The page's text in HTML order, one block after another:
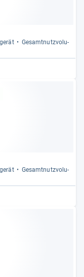
Gesamt­nutz­vo­lu­
Gesamt­nutz­vo­lu­